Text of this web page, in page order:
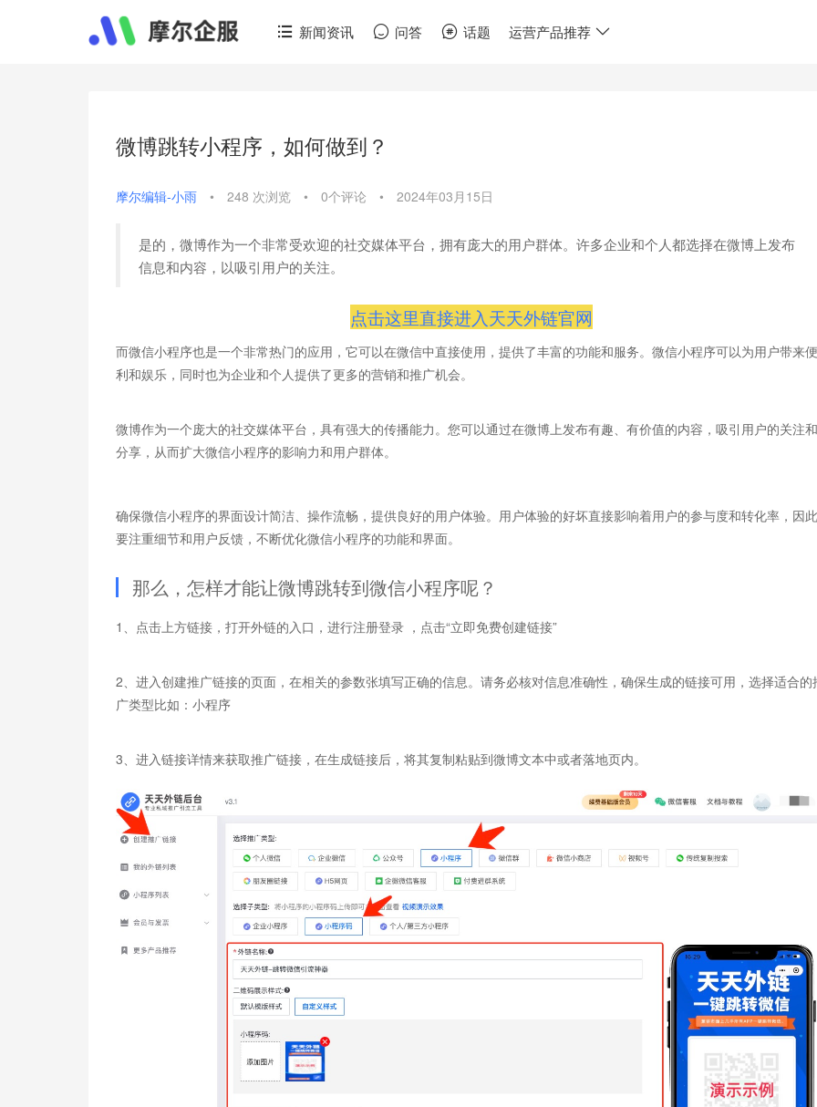
新闻资讯 问答 话题 运营产品推荐
微博跳转小程序，如何做到？
摩尔编辑-小雨 • 248 次浏览 • 0个评论 • 2024年03月15日
是的，微博作为一个非常受欢迎的社交媒体平台，拥有庞大的用户群体。许多企业和个人都选择在微博上发布
信息和内容，以吸引用户的关注。
点击这里直接进入天天外链官网
而微信小程序也是一个非常热门的应用，它可以在微信中直接使用，提供了丰富的功能和服务。微信小程序可以为用户带来便
利和娱乐，同时也为企业和个人提供了更多的营销和推广机会。
微博作为一个庞大的社交媒体平台，具有强大的传播能力。您可以通过在微博上发布有趣、有价值的内容，吸引用户的关注和
分享，从而扩大微信小程序的影响力和用户群体。
确保微信小程序的界面设计简洁、操作流畅，提供良好的用户体验。用户体验的好坏直接影响着用户的参与度和转化率，因此
要注重细节和用户反馈，不断优化微信小程序的功能和界面。
那么，怎样才能让微博跳转到微信小程序呢？
1、点击上方链接，打开外链的入口，进行注册登录 ，点击“立即免费创建链接”
2、进入创建推广链接的页面，在相关的参数张填写正确的信息。请务必核对信息准确性，确保生成的链接可用，选择适合的
广类型比如：小程序
3、进入链接详情来获取推广链接，在生成链接后，将其复制粘贴到微博文本中或者落地页内。